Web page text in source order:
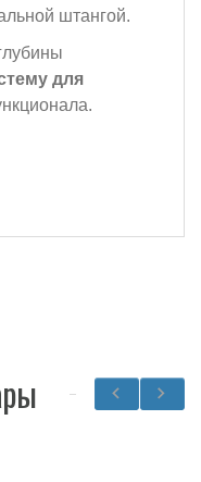
штангой.
для